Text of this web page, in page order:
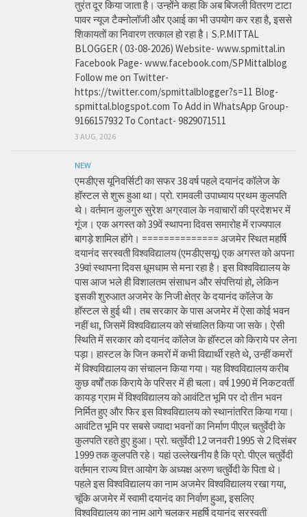
तुरंत दूर किया जाता है। उन्होंने कहा कि अब बिजली वितरण टाटा
पावर न्यूज टैक्नोलॉजी और एआई का भी उपयोग कर रहा है, इससे
शिकायतों का निवारण तत्काल हो रहा है। S.P.MITTAL
BLOGGER ( 03-08-2026) Website- www.spmittal.in
Facebook Page- www.facebook.com/SPMittalblog
Follow me on Twitter-
https://twitter.com/spmittalblogger?s=11 Blog-
spmittal.blogspot.com To Add in WhatsApp Group-
9166157932 To Contact- 9829071511
3 AUG, 2026
NEW
एमडीएस यूनिवर्सिटी का सफर 38 वर्ष पहले दयानंद कॉलेज के
हॉस्टल से शुरू हुआ था। प्रो. रामवली उपाध्याय प्रथम कुलपति
थे। वर्तमान कुलगुरु सुरेश अग्रवाल के नवाचारों की प्रदेशभर में
गूंज। एक अगस्त को 39वें स्थापना दिवस समारोह में राज्यपाल
बागड़े शामिल होंगे। ============== अजमेर स्थित महर्षि
दयानंद सरस्वती विश्वविद्यालय (एमडीएसयू) एक अगस्त को अपना
39वां स्थापना दिवस धूमधाम से मना रहा है। इस विश्वविद्यालय के
पास आज भले ही विशालतम संसाधन और संपत्तियां हो, लेकिन
इसकी शुरुआत अजमेर के निजी क्षेत्र के दयानंद कॉलेज के
हॉस्टल से हुई थी। तब सरकार के पास अजमेर में ऐसा कोई भवन
नहीं था, जिसमें विश्वविद्यालय को संचालित किया जा सके। ऐसी
स्थिति में सरकार को दयानंद कॉलेज के हॉस्टल को किराये पर लेना
पड़ा। हास्टल के जिन कमरों में कभी विद्यार्थी रहते थे, उन्हीं कमरों
में विश्वविद्यालय का संचालन किया गया। यह विश्वविद्यालय करीब
कुछ वर्षों तक किराये के परिसर में ही चला। वर्ष 1990 में निकटवर्ती
कायड़ ग्राम में विश्वविद्यालय को आवंटित भूमि पर दो तीन भवन
निर्मित हुए और फिर इस विश्वविद्यालय को स्थानांतरित किया गया।
आवंटित भूमि पर सबसे ज्यादा भवनों का निर्माण पीएल चतुर्वेदी के
कुलपति रहते हुए हुआ। प्रो. चतुर्वेदी 12 जनवरी 1995 से 2 दिसंबर
1999 तक कुलपति रहे। यहां उल्लेखनीय है कि प्रो. पीएल चतुर्वेदी
वर्तमान राज्य वित्त आयोग के अध्यक्ष अरुण चतुर्वेदी के पिता थे।
पहले इस विश्वविद्यालय का नाम अजमेर विश्वविद्यालय रखा गया,
चूंकि अजमेर में स्वामी दयानंद का निर्वाण हुआ, इसलिए
विश्वविद्यालय का नाम आगे चलकर महर्षि दयानंद सरस्वती